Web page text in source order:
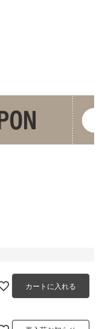
カートに入れる